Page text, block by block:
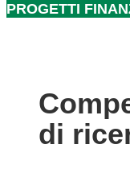
PROGETTI
di